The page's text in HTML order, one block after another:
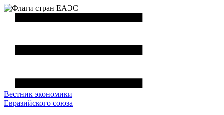
Вестник экономики
Евразийского союза